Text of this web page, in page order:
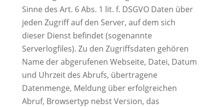
Sinne des Art. 6 Abs. 1 lit. f. DSGVO Daten über
jeden Zugriff auf den Server, auf dem sich
dieser Dienst befindet (sogenannte
Serverlogfiles). Zu den Zugriffsdaten gehören
Name der abgerufenen Webseite, Datei, Datum
und Uhrzeit des Abrufs, übertragene
Datenmenge, Meldung über erfolgreichen
Abruf, Browsertyp nebst Version, das